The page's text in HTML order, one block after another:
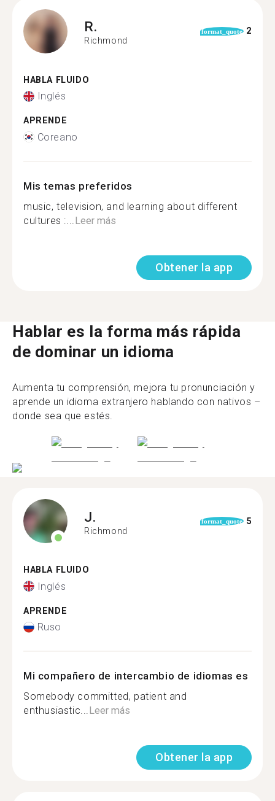
R.
Richmond
format_quote 2
HABLA FLUIDO
Inglés
APRENDE
Coreano
Mis temas preferidos
music, television, and learning about different
cultures :... Leer más
Obtener la app
Hablar es la forma más rápida
de dominar un idioma
Aumenta tu comprensión, mejora tu pronunciación y
aprende un idioma extranjero hablando con nativos –
donde sea que estés.
J.
Richmond
format_quote 5
HABLA FLUIDO
Inglés
APRENDE
Ruso
Mi compañero de intercambio de idiomas es
Somebody committed, patient and
enthusiastic...Leer más
Obtener la app